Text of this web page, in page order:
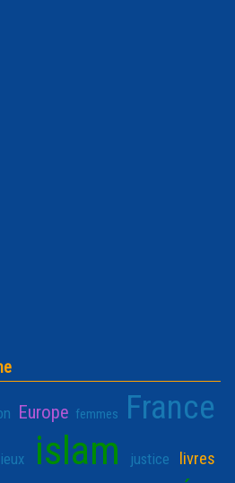
Europe femmes France
islam justice livres